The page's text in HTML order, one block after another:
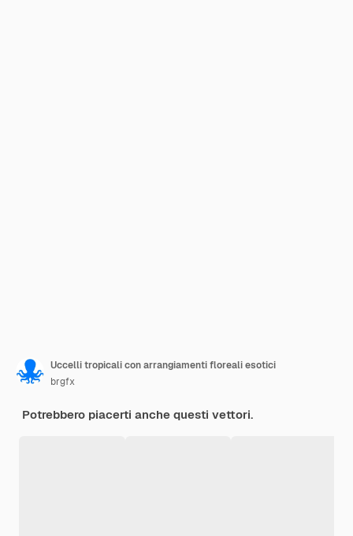
Uccelli tropicali con arrangiamenti floreali esotici
brgfx
Potrebbero piacerti anche questi vettori.